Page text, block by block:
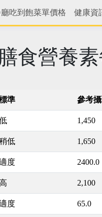
吃到飽菜單價格 健康資
食營養
準 參考
1,450
低 1,650
度 2400.0
2,100
度 65.0